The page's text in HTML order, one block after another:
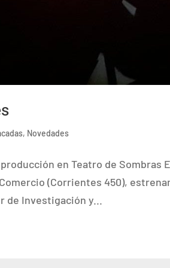
, Novedades
en Teatro de Sombras
(Corrientes 450),
de Investigación y...